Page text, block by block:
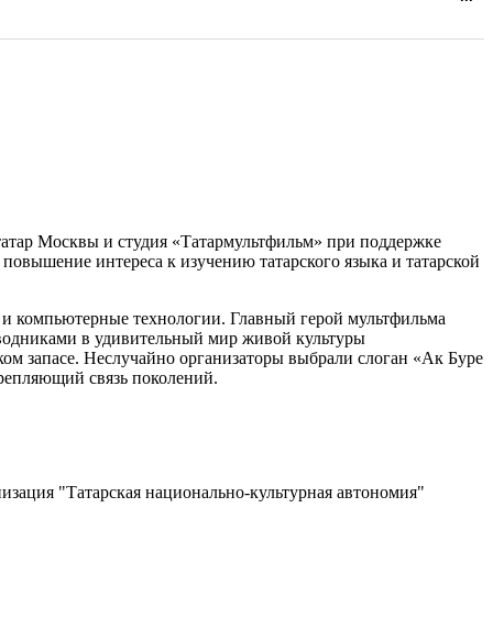
в
Москвы и студия «Татармультфильм» при поддержке
интереса к изучению татарского языка и татарской
компьютерные технологии. Главный герой мультфильма
в удивительный мир живой культуры
запасе. Неслучайно организаторы выбрали слоган «Ак Буре
связь поколений.
"Татарская национально-культурная автономия"